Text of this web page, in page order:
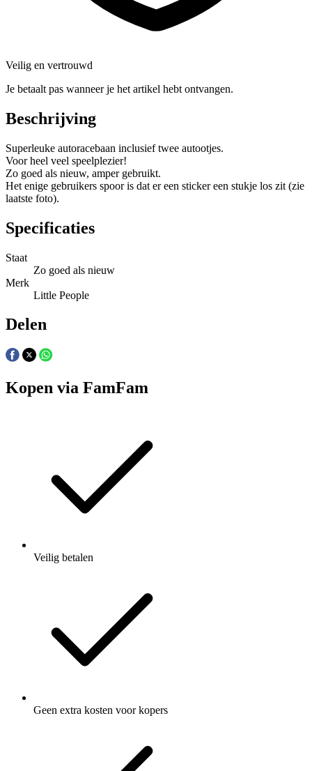
Veilig en vertrouwd
Je betaalt pas wanneer je het artikel hebt ontvangen.
Beschrijving
Superleuke autoracebaan inclusief twee autootjes.
Voor heel veel speelplezier!
Zo goed als nieuw, amper gebruikt.
Het enige gebruikers spoor is dat er een sticker een stukje los zit (zie
laatste foto).
Specificaties
Staat
Zo goed als nieuw
Merk
Little People
Delen
Kopen via FamFam
Veilig betalen
Geen extra kosten voor kopers